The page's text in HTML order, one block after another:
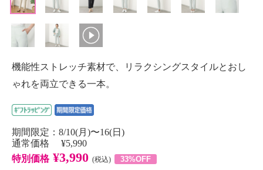
機能性ストレッチ素材で、リラクシングスタイルとおし
ゃれを両立できる一本。
期間限定：8/10(月)〜16(日)
通常価格 ¥5,990
特別価格 ¥3,990 (税込) 33%OFF